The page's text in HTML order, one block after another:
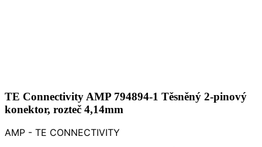
TE Connectivity AMP 794894-1 Těsněný 2-pinový
konektor, rozteč 4,14mm
AMP - TE CONNECTIVITY